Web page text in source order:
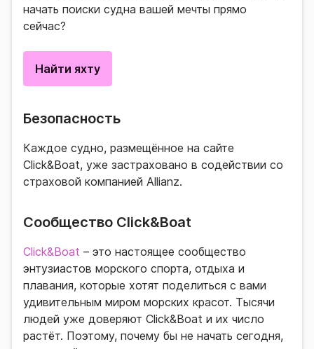
начать поиски судна вашей мечты прямо
сейчас?
Найти яхту
Безопасность
Каждое судно, размещённое на сайте
Click&Boat, уже застраховано в содействии со
страховой компанией Allianz.
Сообщество Click&Boat
Click&Boat – это настоящее сообщество
энтузиастов морского спорта, отдыха и
плавания, которые хотят поделиться с вами
удивительным миром морских красот. Тысячи
людей уже доверяют Click&Boat и их число
растёт. Поэтому, почему бы не начать сегодня,